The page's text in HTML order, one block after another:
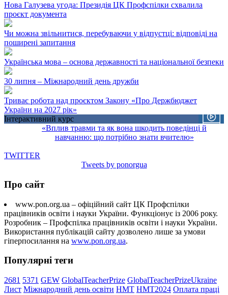
Нова Галузева угода: Президія ЦК Профспілки схвалила
проєкт документа
Чи можна звільнитися, перебуваючи у відпустці: відповіді на
поширені запитання
Українська мова – основа державності та національної безпеки
30 липня – Міжнародний день дружби
Триває робота над проєктом Закону «Про Держбюджет
України на 2027 рік»
Інтерактивний курс
«Вплив травми та як вона шкодить поведінці й
навчанню: що потрібно знати вчителю»
TWITTER
Tweets by ponorgua
Про сайт
www.pon.org.ua – офіційний сайт ЦК Профспілки
працівників освіти і науки України. Функціонує із 2006 року.
Розробник – Профспілка працівників освіти і науки України.
Використання публікацій сайту дозволено лише за умови
гіперпосилання на www.pon.org.ua.
Популярні теги
2681 5371 GEW GlobalTeacherPrize GlobalTeacherPrizeUkraine
Лист Міжнародний день освіти НМТ НМТ2024 Оплата праці